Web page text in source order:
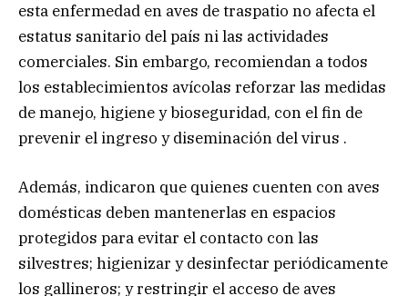
esta enfermedad en aves de traspatio no afecta el
estatus sanitario del país ni las actividades
comerciales. Sin embargo, recomiendan a todos
los establecimientos avícolas reforzar las medidas
de manejo, higiene y bioseguridad, con el fin de
prevenir el ingreso y diseminación del virus .
Además, indicaron que quienes cuenten con aves
domésticas deben mantenerlas en espacios
protegidos para evitar el contacto con las
silvestres; higienizar y desinfectar periódicamente
los gallineros; y restringir el acceso de aves